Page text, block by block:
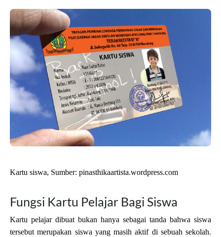
Kartu siswa, Sumber: pinasthikaartista.wordpress.com
Fungsi Kartu Pelajar Bagi Siswa
Kartu pelajar dibuat bukan hanya sebagai tanda bahwa siswa
tersebut merupakan siswa yang masih aktif di sebuah sekolah.